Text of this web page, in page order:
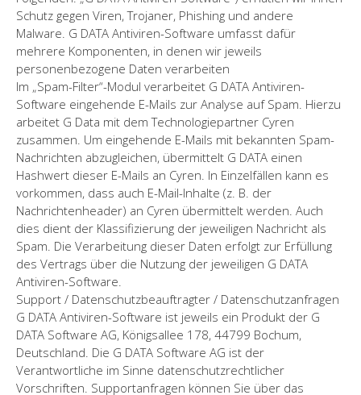
Schutz gegen Viren, Trojaner, Phishing und andere
Malware. G DATA Antiviren-Software umfasst dafür
mehrere Komponenten, in denen wir jeweils
personenbezogene Daten verarbeiten
Im „Spam-Filter“-Modul verarbeitet G DATA Antiviren-
Software eingehende E-Mails zur Analyse auf Spam. Hierzu
arbeitet G Data mit dem Technologiepartner Cyren
zusammen. Um eingehende E-Mails mit bekannten Spam-
Nachrichten abzugleichen, übermittelt G DATA einen
Hashwert dieser E-Mails an Cyren. In Einzelfällen kann es
vorkommen, dass auch E-Mail-Inhalte (z. B. der
Nachrichtenheader) an Cyren übermittelt werden. Auch
dies dient der Klassifizierung der jeweiligen Nachricht als
Spam. Die Verarbeitung dieser Daten erfolgt zur Erfüllung
des Vertrags über die Nutzung der jeweiligen G DATA
Antiviren-Software.
Support / Datenschutzbeauftragter / Datenschutzanfragen
G DATA Antiviren-Software ist jeweils ein Produkt der G
DATA Software AG, Königsallee 178, 44799 Bochum,
Deutschland. Die G DATA Software AG ist der
Verantwortliche im Sinne datenschutzrechtlicher
Vorschriften. Supportanfragen können Sie über das